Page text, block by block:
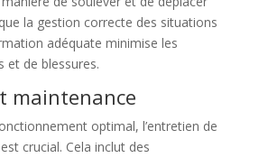
la gestion correcte des situations
adéquate minimise les
et de blessures.
maintenance
optimal, l’entretien de
crucial. Cela inclut des